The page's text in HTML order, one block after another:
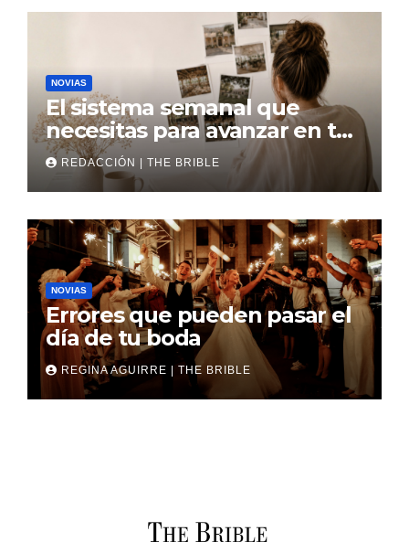
NOVIAS
El sistema semanal que
necesitas para avanzar en tu
boda
REDACCIÓN | THE BRIBLE
NOVIAS
Errores que pueden pasar el
día de tu boda
REGINA AGUIRRE | THE BRIBLE